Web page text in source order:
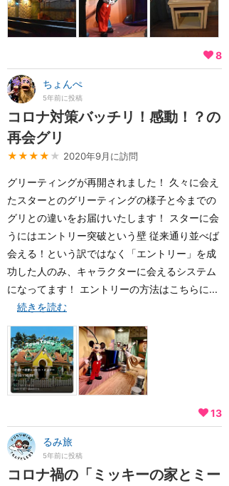
8
ちょんぺ
5年前に投稿
コロナ対策バッチリ！感動！？の
再会グリ
★★★★ ★ 2020年9月に訪問
グリーティングが再開されました！ 久々に会え
たスターとのグリーティングの様子と今までの
グリとの違いをお届けいたします！ スターに会
うにはエントリー突破という壁 従来通り並べば
会える！という訳ではなく「エントリー」を成
功した人のみ、キャラクターに会えるシステム
になってます！ エントリーの方法はこちらに...
続きを読む
13
るみ旅
5年前に投稿
コロナ禍の「ミッキーの家とミー